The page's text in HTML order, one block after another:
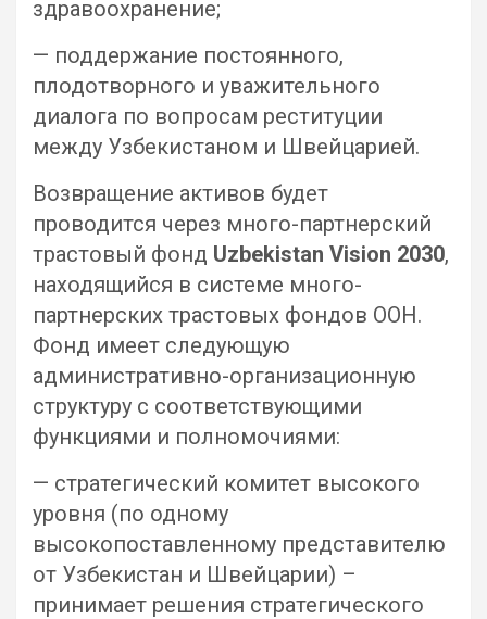
здравоохранение;
— поддержание постоянного,
плодотворного и уважительного
диалога по вопросам реституции
между Узбекистаном и Швейцарией.
Возвращение активов будет
проводится через много-партнерский
трастовый фонд Uzbekistan Vision 2030,
находящийся в системе много-
партнерских трастовых фондов ООН.
Фонд имеет следующую
административно-организационную
структуру с соответствующими
функциями и полномочиями:
— стратегический комитет высокого
уровня (по одному
высокопоставленному представителю
от Узбекистан и Швейцарии) –
принимает решения стратегического